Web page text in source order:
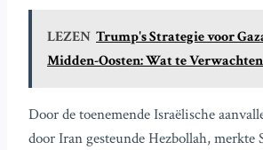
LEZEN Trump's Strategie voor
Midden-Oosten: Wat te
Door de toenemende Israëlische
door Iran gesteunde Hezbollah, merkte